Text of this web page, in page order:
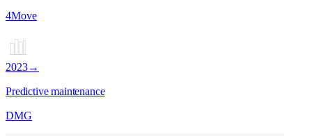
4Move
2023→
Predictive maintenance
DMG